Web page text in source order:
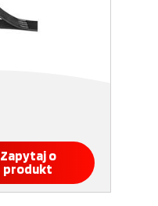
Zapytaj o
produkt